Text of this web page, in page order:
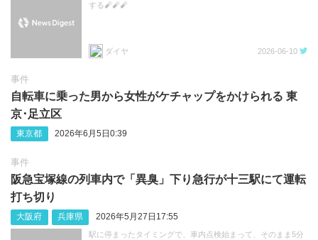
する🧨🧨🧨
ダイヤ 2026-06-10
事件
自転車に乗った男から女性がケチャップをかけられる 東
京‪･‬足立区
東京都 2026年6月5日0:39
事件
阪急宝塚線の列車内で「異臭」下り急行が十三駅にて運転
打ち切り
大阪府 兵庫県 2026年5月27日17:55
駅に停まったタイミングで、車内点検始まって、そのまま5分